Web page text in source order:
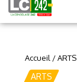
Accueil /ARTS
ARTS